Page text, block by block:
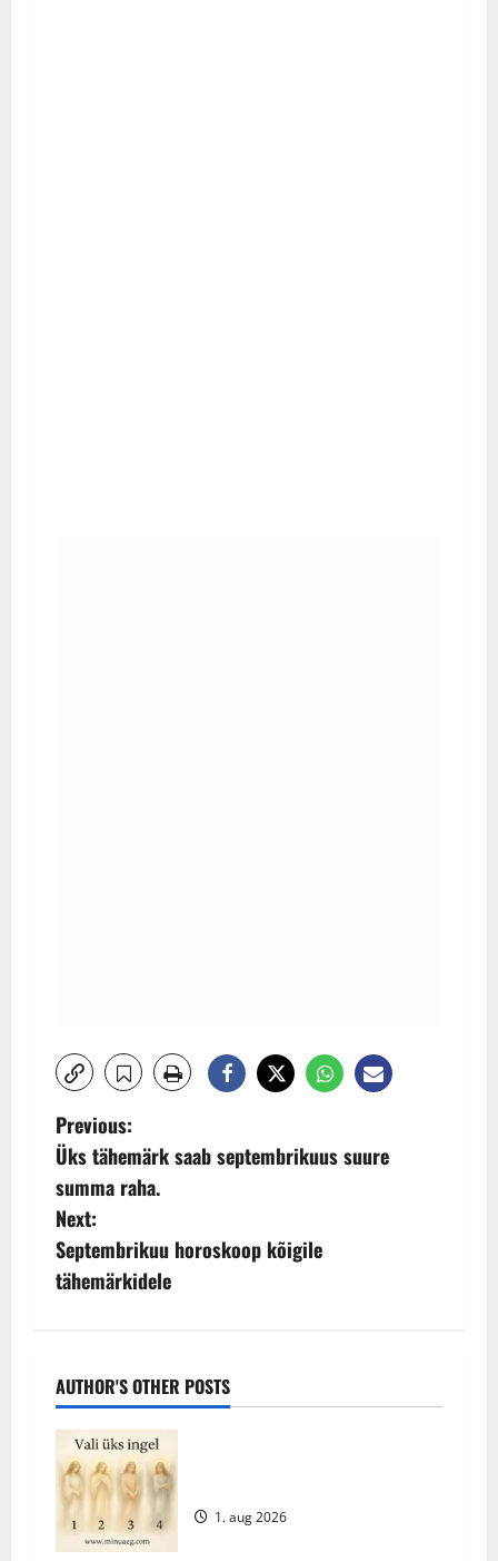
P
o
s
t
v
i
g
Previous:
Üks tähemärk saab septembrikuus suure
summa raha.
Next:
Septembrikuu horoskoop kõigile
tähemärkidele
AUTHOR'S OTHER POSTS
1. aug 2026